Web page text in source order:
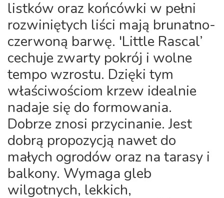
listków oraz końcówki w pełni
rozwiniętych liści mają brunatno-
czerwoną barwę. 'Little Rascal’
cechuje zwarty pokrój i wolne
tempo wzrostu. Dzięki tym
właściwościom krzew idealnie
nadaje się do formowania.
Dobrze znosi przycinanie. Jest
dobrą propozycją nawet do
małych ogrodów oraz na tarasy i
balkony. Wymaga gleb
wilgotnych, lekkich,